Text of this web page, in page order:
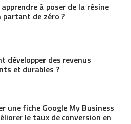
à poser de la résine
partant de zéro ?
développer des revenus
et durables ?
une fiche Google My Business
le taux de conversion en